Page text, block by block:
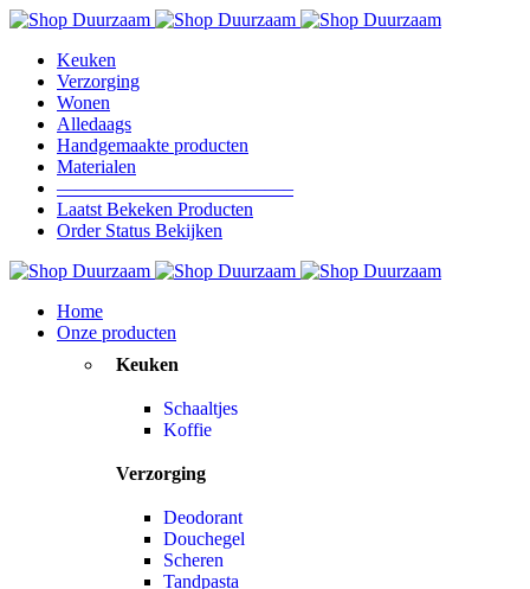
Keuken
Verzorging
Wonen
Alledaags
Handgemaakte producten
Materialen
————————————–
Laatst Bekeken Producten
Order Status Bekijken
Home
Onze producten
Keuken
Schaaltjes
Koffie
Verzorging
Deodorant
Douchegel
Scheren
Tandpasta